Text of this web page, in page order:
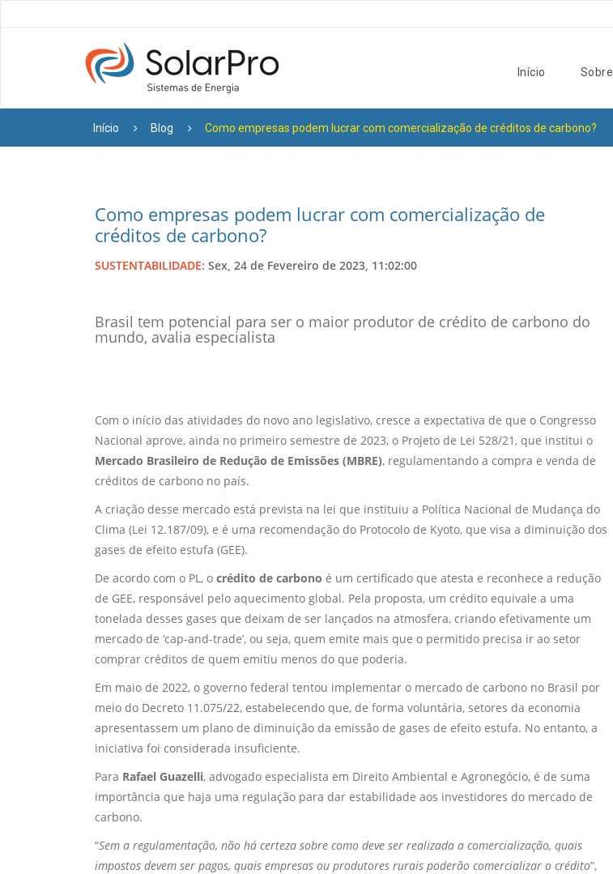
Início Sobre
Início Blog Como empresas podem lucrar com comercialização de créditos de carbono?
Como empresas podem lucrar com comercialização de
créditos de carbono?
SUSTENTABILIDADE: Sex, 24 de Fevereiro de 2023, 11:02:00
Brasil tem potencial para ser o maior produtor de crédito de carbono do
mundo, avalia especialista
Com o início das atividades do novo ano legislativo, cresce a expectativa de que o Congresso
Nacional aprove, ainda no primeiro semestre de 2023, o Projeto de Lei 528/21, que institui o
Mercado Brasileiro de Redução de Emissões (MBRE), regulamentando a compra e venda de
créditos de carbono no país.
A criação desse mercado está prevista na lei que instituiu a Política Nacional de Mudança do
Clima (Lei 12.187/09), e é uma recomendação do Protocolo de Kyoto, que visa a diminuição dos
gases de efeito estufa (GEE).
De acordo com o PL, o crédito de carbono é um certificado que atesta e reconhece a redução
de GEE, responsável pelo aquecimento global. Pela proposta, um crédito equivale a uma
tonelada desses gases que deixam de ser lançados na atmosfera, criando efetivamente um
mercado de ‘cap-and-trade’, ou seja, quem emite mais que o permitido precisa ir ao setor
comprar créditos de quem emitiu menos do que poderia.
Em maio de 2022, o governo federal tentou implementar o mercado de carbono no Brasil por
meio do Decreto 11.075/22, estabelecendo que, de forma voluntária, setores da economia
apresentassem um plano de diminuição da emissão de gases de efeito estufa. No entanto, a
iniciativa foi considerada insuficiente.
Para Rafael Guazelli, advogado especialista em Direito Ambiental e Agronegócio, é de suma
importância que haja uma regulação para dar estabilidade aos investidores do mercado de
carbono.
“Sem a regulamentação, não há certeza sobre como deve ser realizada a comercialização, quais
impostos devem ser pagos, quais empresas ou produtores rurais poderão comercializar o crédito”,